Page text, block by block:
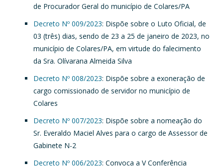
de Procurador Geral do município de Colares/PA
Decreto Nº 009/2023: Dispõe sobre o Luto Oficial, de
03 (três) dias, sendo de 23 a 25 de janeiro de 2023, no
município de Colares/PA, em virtude do falecimento
da Sra. Olívarana Almeida Silva
Decreto Nº 008/2023: Dispõe sobre a exoneração de
cargo comissionado de servidor no município de
Colares
Decreto Nº 007/2023: Dispõe sobre a nomeação do
Sr. Everaldo Maciel Alves para o cargo de Assessor de
Gabinete N-2
Decreto Nº 006/2023: Convoca a V Conferência